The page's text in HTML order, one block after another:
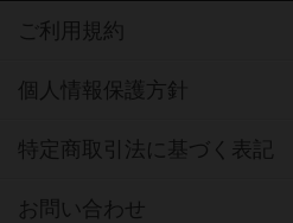
ご利用規約
個人情報保護方針
特定商取引法に基づく表記
お問い合わせ